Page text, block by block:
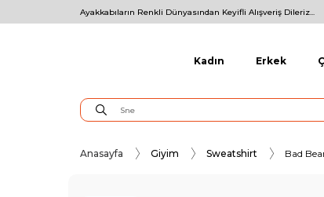
Ayakkabıların Renkli Dünyasından Keyifli Alışveriş Dileriz...
Kadın Erkek
Anasayfa Giyim Sweatshirt Bad